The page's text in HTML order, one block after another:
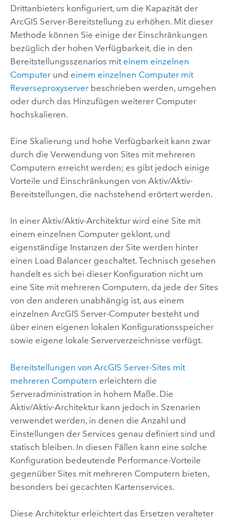
Drittanbieters konfiguriert, um die Kapazität der
ArcGIS Server-Bereitstellung zu erhöhen. Mit dieser
Methode können Sie einige der Einschränkungen
bezüglich der hohen Verfügbarkeit, die in den
Bereitstellungsszenarios mit einem einzelnen
Computerund einem einzelnen Computer mit
Reverseproxyserverbeschrieben werden, umgehen
oder durch das Hinzufügen weiterer Computer
hochskalieren.
Eine Skalierung und hohe Verfügbarkeit kann zwar
durch die Verwendung von Sites mit mehreren
Computern erreicht werden; es gibt jedoch einige
Vorteile und Einschränkungen von Aktiv/Aktiv-
Bereitstellungen, die nachstehend erörtert werden.
In einer Aktiv/Aktiv-Architektur wird eine Site mit
einem einzelnen Computer geklont, und
eigenständige Instanzen der Site werden hinter
einen Load Balancer geschaltet. Technisch gesehen
handelt es sich bei dieser Konfiguration nicht um
eine Site mit mehreren Computern, da jede der Sites
von den anderen unabhängig ist, aus einem
einzelnen ArcGIS Server-Computer besteht und
über einen eigenen lokalen Konfigurationsspeicher
sowie eigene lokale Serververzeichnisse verfügt.
Bereitstellungen von ArcGIS Server-Sites mit
mehreren Computern erleichtern die
Serveradministration in hohem Maße. Die
Aktiv/Aktiv-Architektur kann jedoch in Szenarien
verwendet werden, in denen die Anzahl und
Einstellungen der Services genau definiert sind und
statisch bleiben. In diesen Fällen kann eine solche
Konfiguration bedeutende Performance-Vorteile
gegenüber Sites mit mehreren Computern bieten,
besonders bei gecachten Kartenservices.
Diese Architektur erleichtert das Ersetzen veralteter